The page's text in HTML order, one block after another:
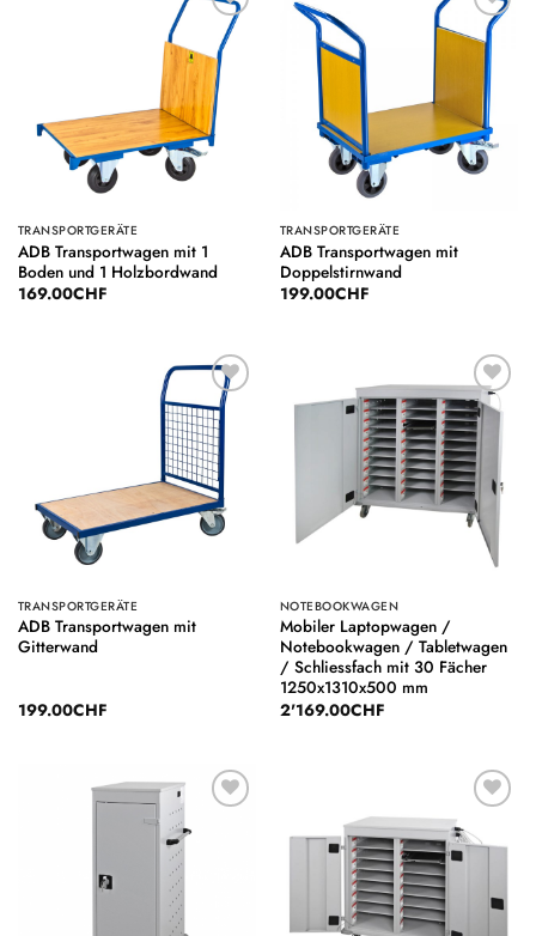
Auf die
Wunschliste
TRANSPORTGERÄTE
ADB Transportwagen mit 1
Boden und 1 Holzbordwand
169.00CHF
Auf die
Wunschliste
TRANSPORTGERÄTE
ADB Transportwagen mit
Doppelstirnwand
199.00CHF
Auf die
Wunschliste
TRANSPORTGERÄTE
ADB Transportwagen mit
Gitterwand
199.00CHF
Auf die
Wunschliste
NOTEBOOKWAGEN
Mobiler Laptopwagen /
Notebookwagen / Tabletwagen
/ Schliessfach mit 30 Fächer
1250x1310x500 mm
2'169.00CHF
Auf die
Wunschliste
Auf die
Wunschliste